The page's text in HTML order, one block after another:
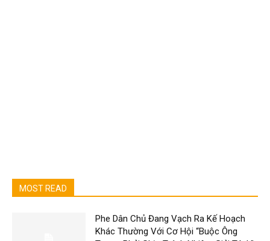
MOST READ
Phe Dân Chủ Đang Vạch Ra Kế Hoạch
Khác Thường Với Cơ Hội “Buộc Ông